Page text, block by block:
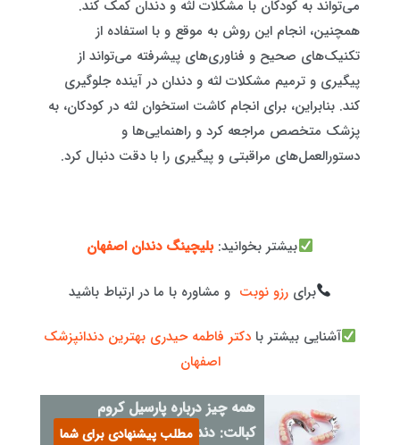
می‌تواند به کودکان با مشکلات لثه و دندان کمک کند.
همچنین، انجام این روش به موقع و با استفاده از
تکنیک‌های صحیح و فناوری‌های پیشرفته می‌تواند از
پیگیری و ترمیم مشکلات لثه و دندان در آینده جلوگیری
کند. بنابراین، برای انجام کاشت استخوان لثه در کودکان، به
پزشک متخصص مراجعه کرد و راهنمایی‌ها و
دستورالعمل‌های مراقبتی و پیگیری را با دقت دنبال کرد.
بیشتر بخوانید:بلیچینگ دندان اصفهان
برای رزو نوبت و مشاوره با ما در ارتباط باشید
آشنایی بیشتر بادکتر فاطمه حیدری بهترین دندانپزشک
اصفهان
همه چیز درباره پارسیل کروم
کبالت: دندان مصنوعی بادوام
مطلب پیشنهادی برای شما